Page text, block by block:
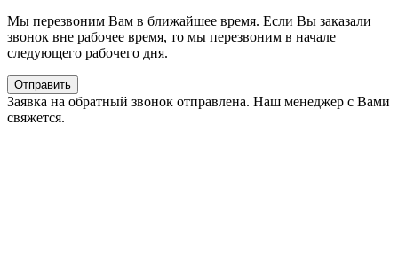
Мы перезвоним Вам в ближайшее время. Если Вы заказали
звонок вне рабочее время, то мы перезвоним в начале
следующего рабочего дня.
Отправить
Заявка на обратный звонок отправлена. Наш менеджер с Вами
свяжется.